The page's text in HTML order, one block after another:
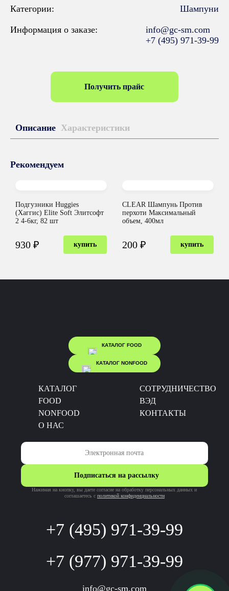
Категории: Шампуни
Информация о заказе:
info@gc-sm.com
+7 (495) 971-39-99
Получить прайс
Описание Характеристики
Рекомендуем
Подгузники Huggies
(Хаггис) Elite Soft Элитсофт
2 4-6кг, 82 шт
930 ₽ купить
CLEAR Шампунь Против
перхоти Максимальный
объем, 400мл
200 ₽ купить
КАТАЛОГ FOOD
КАТАЛОГ NONFOOD
КАТАЛОГ
CОТРУДНИЧЕСТВО
FOOD
ВЭД
NONFOOD
КОНТАКТЫ
О НАС
+7 (495) 971-39-99
+7 (977) 971-39-99
info@gc-sm.com
Подписаться на рассылку
Нажимая на кнопку, вы даете согласие на обработку персональных данных и
соглашаетесь c политикой конфиденциальности